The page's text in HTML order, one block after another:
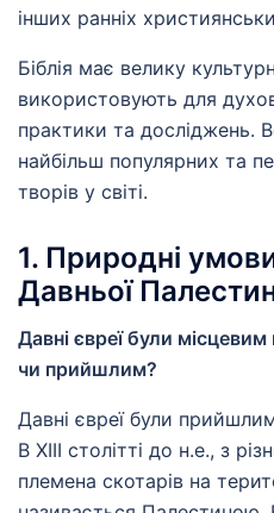
інших ранніх
Біблія має велику
використовують для
практики та досліджень.
найбільш популярних та
творів у світі.
1. Природні
Давньої
Давні євреї були
чи прийшлим?
Давні євреї були
В XIII столітті до н.е., з
племена скотарів на